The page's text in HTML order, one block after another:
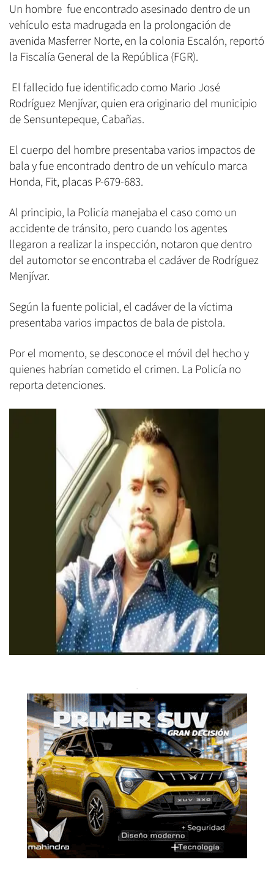
Un hombre fue encontrado asesinado dentro de un
vehículo esta madrugada en la prolongación de
avenida Masferrer Norte, en la colonia Escalón, reportó
la Fiscalía General de la República (FGR).
El fallecido fue identificado como Mario José
Rodríguez Menjívar, quien era originario del municipio
de Sensuntepeque, Cabañas.
El cuerpo del hombre presentaba varios impactos de
bala y fue encontrado dentro de un vehículo marca
Honda, Fit, placas P-679-683.
Al principio, la Policía manejaba el caso como un
accidente de tránsito, pero cuando los agentes
llegaron a realizar la inspección, notaron que dentro
del automotor se encontraba el cadáver de Rodríguez
Menjívar.
Según la fuente policial, el cadáver de la víctima
presentaba varios impactos de bala de pistola.
Por el momento, se desconoce el móvil del hecho y
quienes habrían cometido el crimen. La Policía no
reporta detenciones.